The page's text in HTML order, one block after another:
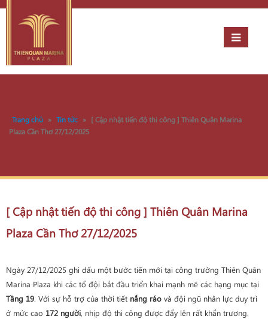
Trang chủ » Tin tức » [ Cập nhật tiến độ thi công ] Thiên Quân Marina
Plaza Cần Thơ 27/12/2025
[ Cập nhật tiến độ thi công ] Thiên Quân Marina
Plaza Cần Thơ 27/12/2025
Ngày 27/12/2025 ghi dấu một bước tiến mới tại công trường Thiên Quân
Marina Plaza khi các tổ đội bắt đầu triển khai mạnh mẽ các hạng mục tại
Tầng 19. Với sự hỗ trợ của thời tiết nắng ráo và đội ngũ nhân lực duy trì
ở mức cao 172 người, nhịp độ thi công được đẩy lên rất khẩn trương.